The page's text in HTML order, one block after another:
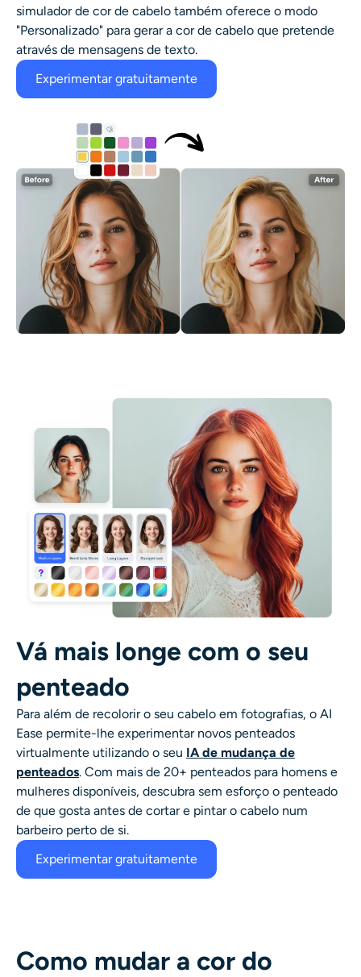
simulador de cor de cabelo também oferece o modo
"Personalizado" para gerar a cor de cabelo que pretende
através de mensagens de texto.
Experimentar gratuitamente
Vá mais longe com o seu
penteado
Para além de recolorir o seu cabelo em fotografias, o AI
Ease permite-lhe experimentar novos penteados
virtualmente utilizando o seu IA de mudança de
penteados. Com mais de 20+ penteados para homens e
mulheres disponíveis, descubra sem esforço o penteado
de que gosta antes de cortar e pintar o cabelo num
barbeiro perto de si.
Experimentar gratuitamente
Como mudar a cor do